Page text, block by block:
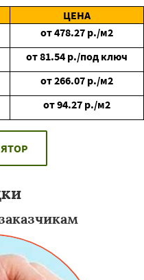
ЦЕНА
от478.27 р./м2
от81.54 р./под ключ
от266.07 р./м2
от94.27 р./м2